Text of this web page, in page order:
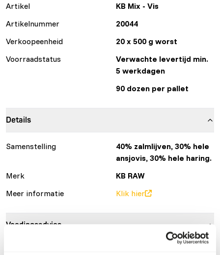
Artikel
KB Mix - Vis
Artikelnummer
20044
Verkoopeenheid
20 x 500 g worst
Voorraadstatus
Verwachte levertijd min.
5 werkdagen
90 dozen per pallet
Details
Samenstelling
40% zalmlijven, 30% hele
ansjovis, 30% hele haring.
Merk
KB RAW
Meer informatie
Klik hier
Voedingsadvies